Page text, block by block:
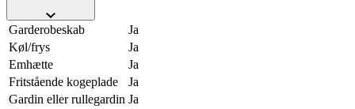
Garderobeskab
Ja
Køl/frys
Ja
Emhætte
Ja
Fritstående kogeplade
Ja
Gardin eller rullegardin Ja